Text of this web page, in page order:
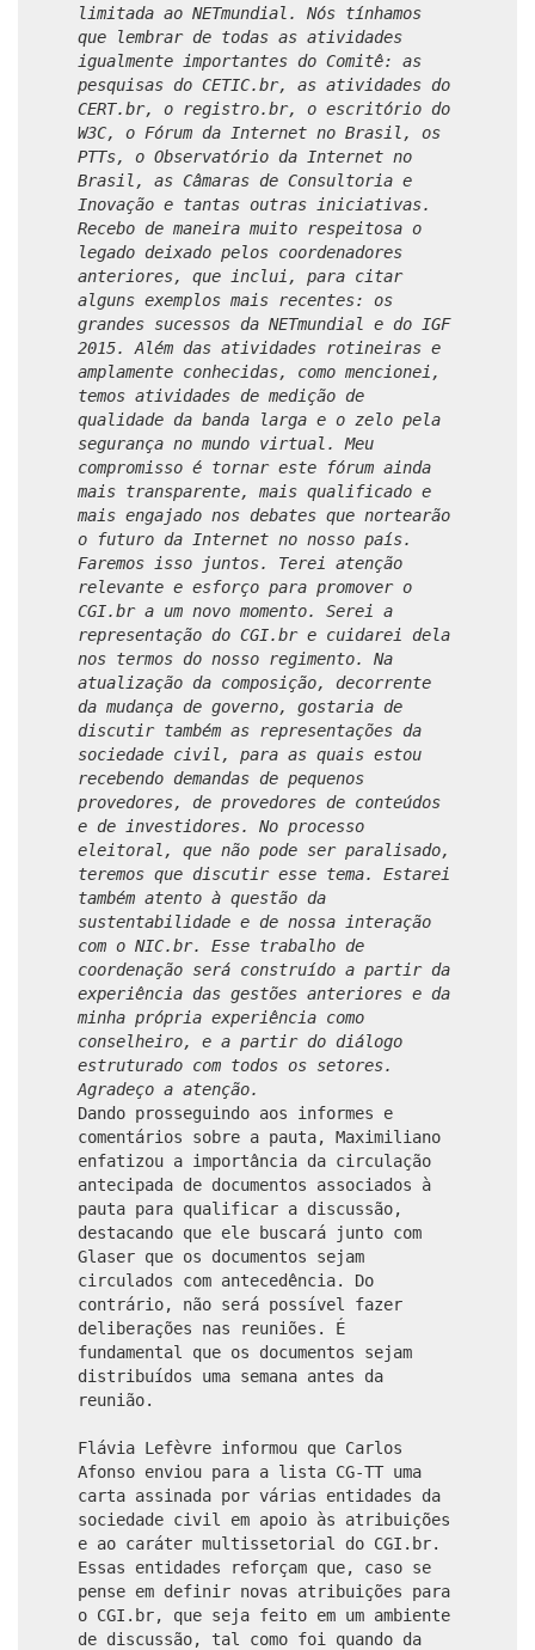
limitada ao NETmundial. Nós tínhamos
que lembrar de todas as atividades
igualmente importantes do Comitê: as
pesquisas do CETIC.br, as atividades do
CERT.br, o registro.br, o escritório do
W3C, o Fórum da Internet no Brasil, os
PTTs, o Observatório da Internet no
Brasil, as Câmaras de Consultoria e
Inovação e tantas outras iniciativas.
Recebo de maneira muito respeitosa o
legado deixado pelos coordenadores
anteriores, que inclui, para citar
alguns exemplos mais recentes: os
grandes sucessos da NETmundial e do IGF
2015. Além das atividades rotineiras e
amplamente conhecidas, como mencionei,
temos atividades de medição de
qualidade da banda larga e o zelo pela
segurança no mundo virtual. Meu
compromisso é tornar este fórum ainda
mais transparente, mais qualificado e
mais engajado nos debates que nortearão
o futuro da Internet no nosso país.
Faremos isso juntos. Terei atenção
relevante e esforço para promover o
CGI.br a um novo momento. Serei a
representação do CGI.br e cuidarei dela
nos termos do nosso regimento. Na
atualização da composição, decorrente
da mudança de governo, gostaria de
discutir também as representações da
sociedade civil, para as quais estou
recebendo demandas de pequenos
provedores, de provedores de conteúdos
e de investidores. No processo
eleitoral, que não pode ser paralisado,
teremos que discutir esse tema. Estarei
também atento à questão da
sustentabilidade e de nossa interação
com o NIC.br. Esse trabalho de
coordenação será construído a partir da
experiência das gestões anteriores e da
minha própria experiência como
conselheiro, e a partir do diálogo
estruturado com todos os setores.
Agradeço a atenção.
Dando prosseguindo aos informes e
comentários sobre a pauta, Maximiliano
enfatizou a importância da circulação
antecipada de documentos associados à
pauta para qualificar a discussão,
destacando que ele buscará junto com
Glaser que os documentos sejam
circulados com antecedência. Do
contrário, não será possível fazer
deliberações nas reuniões. É
fundamental que os documentos sejam
distribuídos uma semana antes da
reunião.
Flávia Lefèvre informou que Carlos
Afonso enviou para a lista CG-TT uma
carta assinada por várias entidades da
sociedade civil em apoio às atribuições
e ao caráter multissetorial do CGI.br.
Essas entidades reforçam que, caso se
pense em definir novas atribuições para
o CGI.br, que seja feito em um ambiente
de discussão, tal como foi quando da